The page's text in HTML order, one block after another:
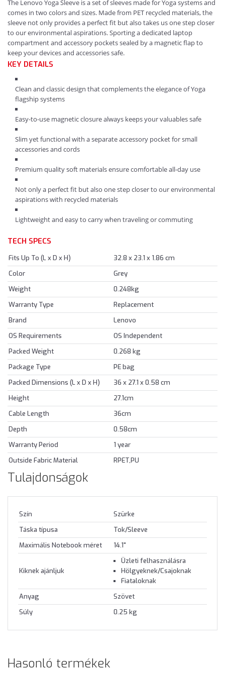
The Lenovo Yoga Sleeve is a set of sleeves made for Yoga systems and
comes in two colors and sizes. Made from PET recycled materials, the
sleeve not only provides a perfect fit but also takes us one step closer
to our environmental aspirations. Sporting a dedicated laptop
compartment and accessory pockets sealed by a magnetic flap to
keep your devices and accessories safe.
KEY DETAILS
Clean and classic design that complements the elegance of Yoga
flagship systems
Easy-to-use magnetic closure always keeps your valuables safe
Slim yet functional with a separate accessory pocket for small
accessories and cords
Premium quality soft materials ensure comfortable all-day use
Not only a perfect fit but also one step closer to our environmental
aspirations with recycled materials
Lightweight and easy to carry when traveling or commuting
TECH SPECS
Fits Up To (L x D x H)
32.8 x 23.1 x 1.86 cm
Color
Grey
Weight
0.248kg
Warranty Type
Replacement
Brand
Lenovo
OS Requirements
OS Independent
Packed Weight
0.268 kg
Package Type
PE bag
Packed Dimensions (L x D x H)
36 x 27.1 x 0.58 cm
Height
27.1cm
Cable Length
36cm
Depth
0.58cm
Warranty Period
1 year
Outside Fabric Material
RPET,PU
Tulajdonságok
Szín
Szürke
Táska típusa
Tok/Sleeve
Maximális Notebook méret
14.1"
Kiknek ajánljuk
Üzleti felhasználásra
Hölgyeknek/Csajoknak
Fiataloknak
Anyag
Szövet
Súly
0.25 kg
Hasonló termékek